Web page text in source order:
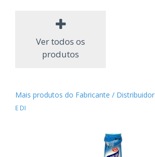
Ver todos os
produtos
Mais produtos do Fabricante / Distribuidor
E DI